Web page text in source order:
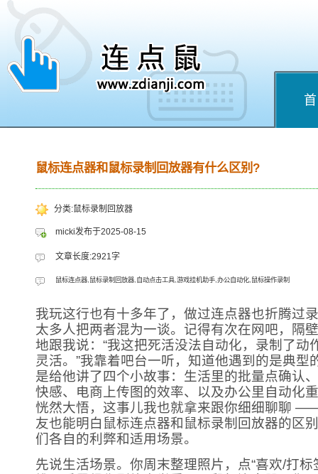
鼠标连点器和鼠标录制回放器有什么区别?
分类:鼠标录制回放器
micki发布于2025-08-15
文章长度:2921字
鼠标连点器,鼠标录制回放器,自动点击工具,游戏挂机助手,办公自动化,鼠标操作录制
我玩这行也有十多年了，做过连点器也折腾过
太多人把两者混为一谈。记得有次在网吧，隔
地跟我说：“我这把死活没法自动化，录制了动
灵活。”我靠着吧台一听，知道他遇到的是典型
是给他讲了四个小故事：生活里的批量点确认
快感、电商上传图的效率、以及办公里自动化
恍然大悟，这事儿我也就拿来跟你细细聊聊
友也能明白鼠标连点器和鼠标录制回放器的区
们各自的利弊和适用场景。
先说生活场景。你周末整理照片，点“喜欢/打标